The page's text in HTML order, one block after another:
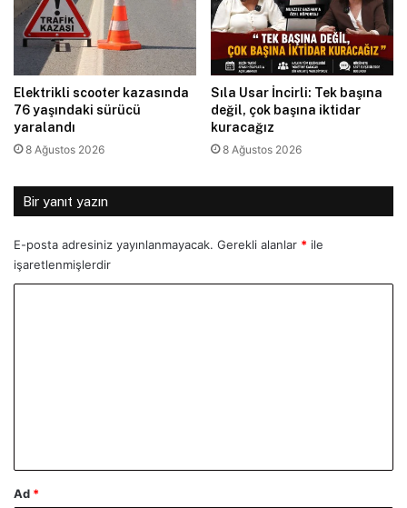
Elektrikli scooter kazasında
76 yaşındaki sürücü
yaralandı
8 Ağustos 2026
Sıla Usar İncirli: Tek başına
değil, çok başına iktidar
kuracağız
8 Ağustos 2026
Bir yanıt yazın
E-posta adresiniz yayınlanmayacak. Gerekli alanlar * ile
işaretlenmişlerdir
Ad *